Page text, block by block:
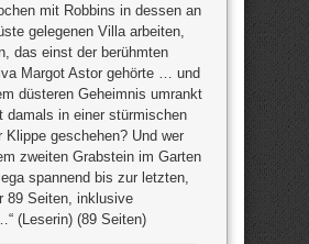
mit Robbins in dessen an
gelegenen Villa arbeiten,
das einst der berühmten
Margot Astor gehörte … und
düsteren Geheimnis umrankt
damals in einer stürmischen
Klippe geschehen? Und wer
zweiten Grabstein im Garten
spannend bis zur letzten,
89 Seiten, inklusive
(Leserin) (89 Seiten)